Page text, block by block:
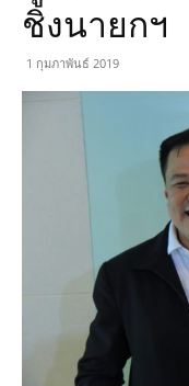
ชิงนายกฯ
1 กุมภาพันธ์ 2019